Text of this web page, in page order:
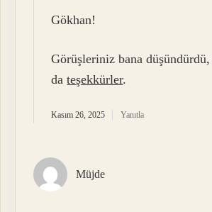
Gökhan!
Görüşleriniz bana düşündürdü,
dateşekkürler.
Kasım 26, 2025 Yanıtla
Müjde